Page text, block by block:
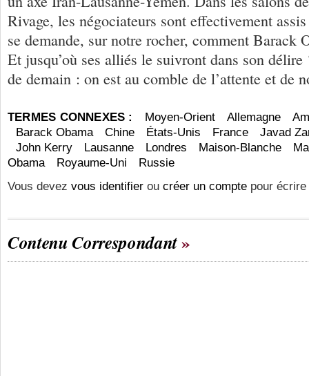
Rivage, les négociateurs sont effectivement
se demande, sur notre rocher, comment Barack
Et jusqu’où ses alliés le suivront dans son
de demain : on est au comble de l’attente et
TERMES CONNEXES : Moyen-Orient Allemagne
Barack Obama
Chine États-Unis France
Javad
John Kerry
Lausanne Londres Maison-Blanche
Obama
Royaume-Uni
Russie
Vous devez vous identifier ou créer un compte pour
Contenu Correspondant